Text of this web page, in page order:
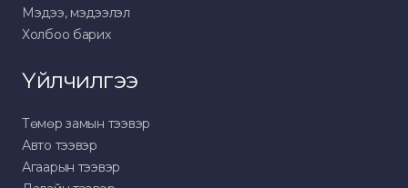
Мэдээ, мэдээлэл
Холбоо барих
Үйлчилгээ
Төмөр замын тээвэр
Авто тээвэр
Агаарын тээвэр